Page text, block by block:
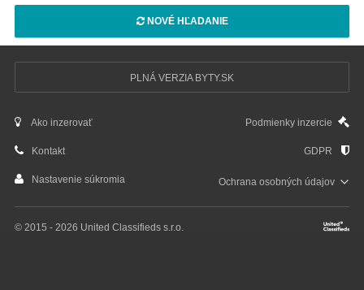
NOVÉ HĽADANIE
PLNÁ VERZIA BYTY.SK
Ako inzerovať Podmienky inzercie
Kontakt GDPR
Nastavenie súkromia Ochrana osobnýchúdajov
© 2015 - 2026 United Classifieds s.r.o.